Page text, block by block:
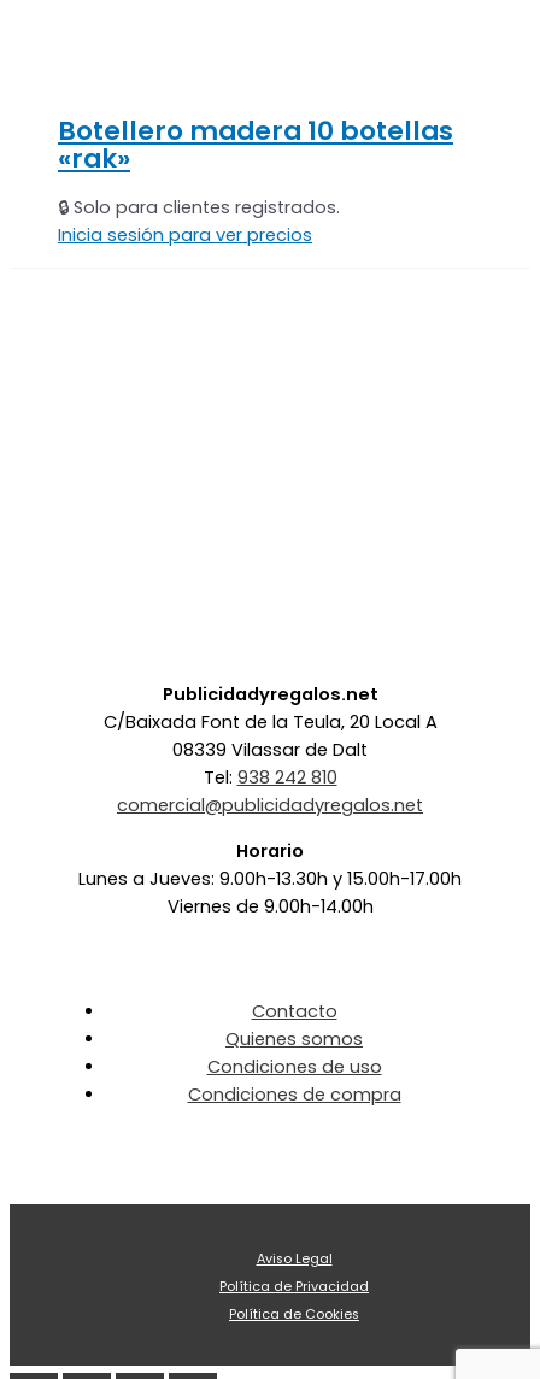
Botellero madera 10 botellas
«rak»
🔒 Solo para clientes registrados.
Inicia sesión para ver precios
Publicidadyregalos.net
C/Baixada Font de la Teula, 20 Local A
08339 Vilassar de Dalt
Tel: 938 242 810
comercial@publicidadyregalos.net
Horario
Lunes a Jueves: 9.00h-13.30h y 15.00h-17.00h
Viernes de 9.00h-14.00h
Contacto
Quienes somos
Condiciones de uso
Condiciones de compra
Aviso Legal
Política de Privacidad
Política de Cookies